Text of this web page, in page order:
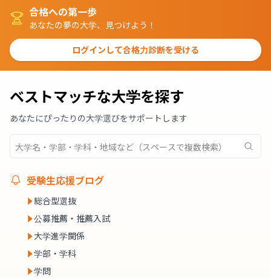
合格への第一歩
あなたの夢の大学、見つけよう！
ログインして合格力診断を受ける
ベストマッチな大学を探す
あなたにぴったりの大学選びをサポートします
受験生応援ブログ
総合型選抜
公募推薦・推薦入試
大学進学関係
学部・学科
学問